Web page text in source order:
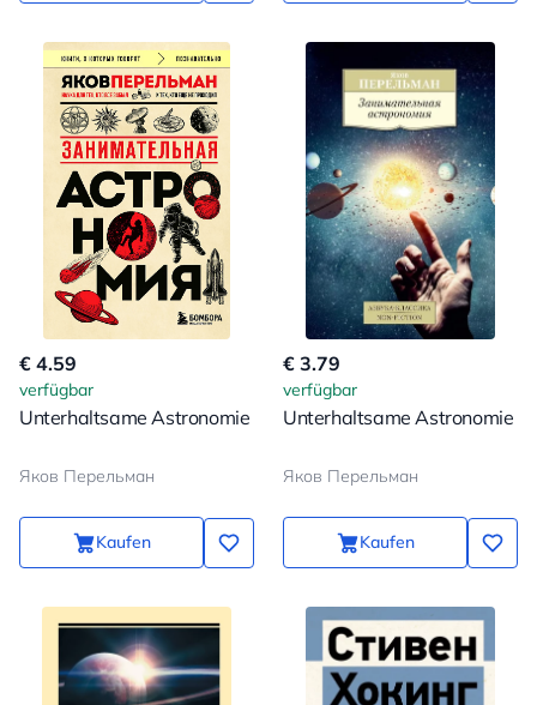
€ 4.59
verfügbar
Unterhaltsame Astronomie
Яков Перельман
Kaufen
€ 3.79
verfügbar
Unterhaltsame Astronomie
Яков Перельман
Kaufen